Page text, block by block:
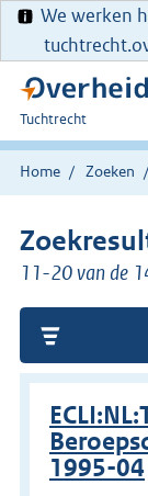
We werken
U
bent
hier:
Tuchtrecht
Home Zoeken
11-20 van de
1995-04